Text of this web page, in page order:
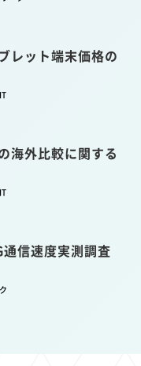
レット端末価格の
海外比較に関する
信速度実測調査